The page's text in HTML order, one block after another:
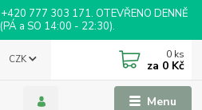
777 303 171. OTEVŘENO DENNĚ
a SO 14:00 - 22:30).
Menu
CZK 0 ks
za 0 Kč